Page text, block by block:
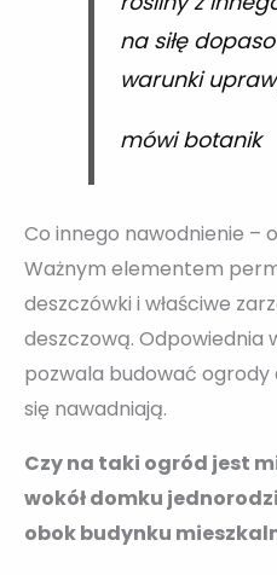
na siłę
warunki
mówi botanik
Co innego nawodnienie –
Ważnym elementem
deszczówki i właściwe
deszczową. Odpowiednia
pozwala budować
się nawadniają.
Czy na taki ogród jest
wokół domku
obok budynku